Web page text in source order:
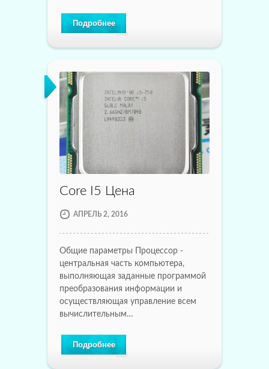
Подробнее
Core I5 Цена
АПРЕЛЬ 2, 2016
Общие параметры Процессор -
центральная часть компьютера,
выполняющая заданные программой
преобразования информации и
осуществляющая управление всем
вычислительным…
Подробнее